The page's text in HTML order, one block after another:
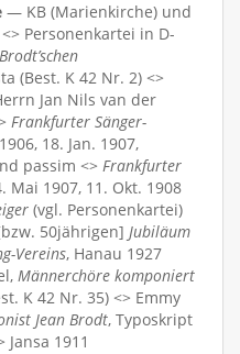
— KB (Marienkirche) und
Personenkartei in D-
Brodt’schen
(Best. K 42 Nr. 2) <>
Jan Nils van der
Frankfurter Sänger-
18. Jan. 1907,
passim <> Frankfurter
Mai 1907, 11. Okt. 1908
(vgl. Personenkartei)
50jährigen] Jubiläum
Vereins, Hanau 1927
Männerchöre komponiert
K 42 Nr. 35) <> Emmy
Jean Brodt, Typoskript
1911